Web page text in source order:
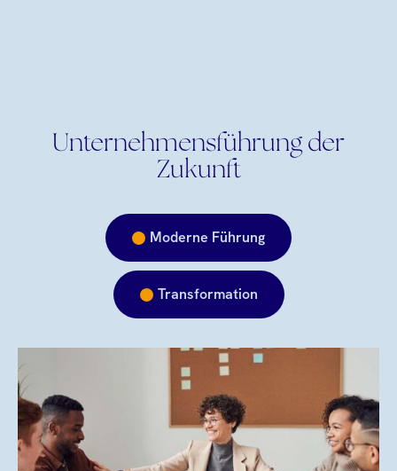
Unternehmensführung der
Zukunft
Moderne Führung
Transformation